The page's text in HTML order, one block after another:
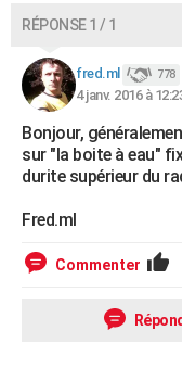
Carte de Noël
Carte Bonne année
Carte Saint-Valentin
Carte Pâques
Carte d'anniversaire
DICTIONNAIRE
Dictionnaire
Biographies
Citations
Expressions
Proverbes
PROGRAMME TV
COPAINS D'AVANT
S'inscrire
Se connecter
Lycées
Collèges
Primaires
Universités
Entreprises
Service militaire
Avis de recherche
AVIS DE DÉCÈS
FORUM
RÉPONSE 1 / 1
fred.ml 778
4 janv. 2016 à
Bonjour,
sur "la boite à eau"
durite supérieur du
Fred.ml
Commenter